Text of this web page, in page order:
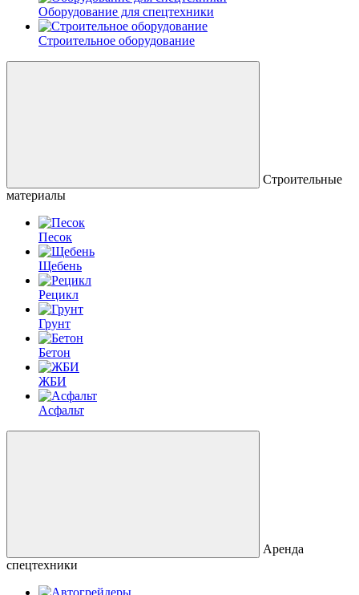
Оборудование для спецтехники
Строительное оборудование
Строительные
материалы
Песок
Щебень
Рецикл
Грунт
Бетон
ЖБИ
Асфальт
Аренда
спецтехники